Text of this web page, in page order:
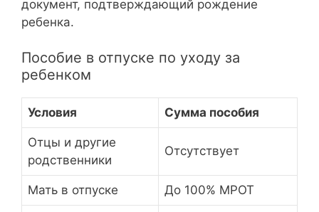
документ, подтверждающий рождение
ребенка.
Пособие в отпуске по уходу за
ребенком
Условия Сумма пособия
Отцы и другие
родственники
Отсутствует
Мать в отпуске До 100% МРОТ